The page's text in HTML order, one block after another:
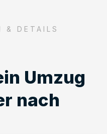
& DETAILS
Umzug
nach